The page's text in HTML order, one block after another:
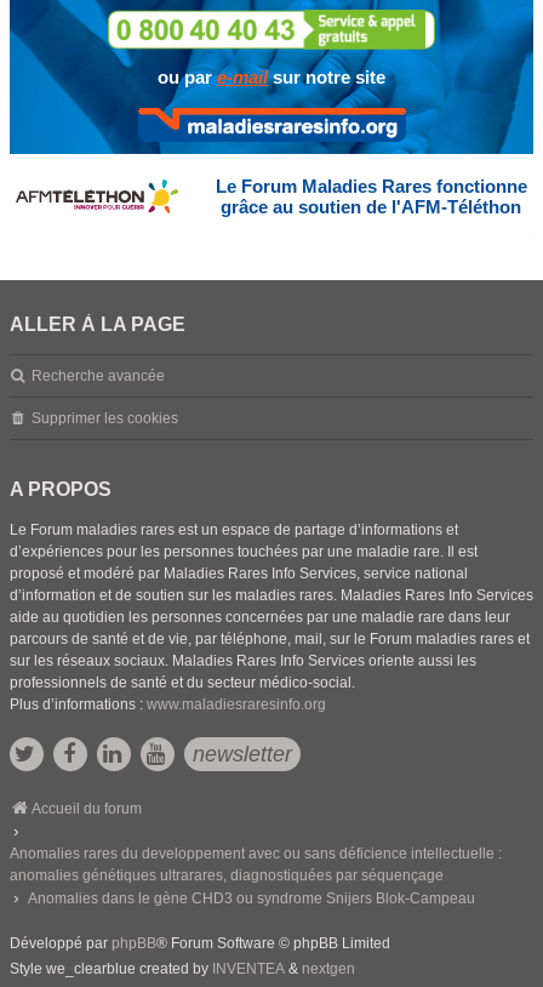
ou pare-mailsur notre site
Le Forum Maladies Rares fonctionne
grâce au soutien de l'AFM-Téléthon
ALLER À LA PAGE
Recherche avancée
Supprimer les cookies
A PROPOS
Le Forum maladies rares est un espace de partage d’informations et
d’expériences pour les personnes touchées par une maladie rare. Il est
proposé et modéré par Maladies Rares Info Services, service national
d’information et de soutien sur les maladies rares. Maladies Rares Info Services
aide au quotidien les personnes concernées par une maladie rare dans leur
parcours de santé et de vie, par téléphone, mail, sur le Forum maladies rares et
sur les réseaux sociaux. Maladies Rares Info Services oriente aussi les
professionnels de santé et du secteur médico-social.
Plus d’informations : www.maladiesraresinfo.org
newsletter
Accueil du forum
Anomalies rares du developpement avec ou sans déficience intellectuelle :
anomalies génétiques ultrarares, diagnostiquées par séquençage
Anomalies dans le gène CHD3 ou syndrome Snijers Blok-Campeau
Développé par phpBB® Forum Software © phpBB Limited
Style we_clearblue created by INVENTEA & nextgen